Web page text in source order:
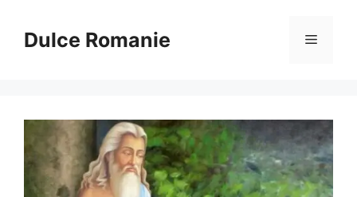
conținutDulce Romanie Meniu